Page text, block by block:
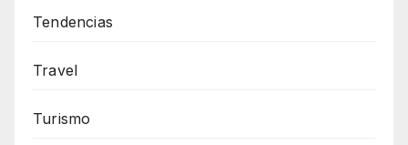
Tendencias
Travel
Turismo